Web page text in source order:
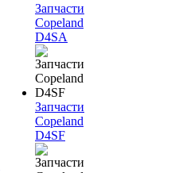
Запчасти
Copeland
D4SA
Запчасти
Copeland
D4SF